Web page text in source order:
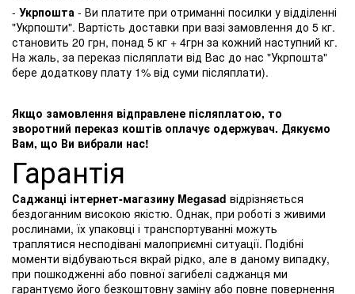
- Укрпошта - Ви платите при отриманні посилки у відділенні
"Укрпошти". Вартість доставки при вазі замовлення до 5 кг.
становить 20 грн, понад 5 кг + 4грн за кожний наступний кг.
На жаль, за переказ післяплати від Вас до нас "Укрпошта"
бере додаткову плату 1% від суми післяплати).
Якщо замовлення відправлене післяплатою, то
зворотний переказ коштів оплачує одержувач. Дякуємо
Вам, що Ви вибрали нас!
Гарантія
Саджанці інтернет-магазину Megasad відрізняється
бездоганним високою якістю. Однак, при роботі з живими
рослинами, їх упаковці і транспортуванні можуть
траплятися несподівані малоприємні ситуації. Подібні
моменти відбуваються вкрай рідко, але в даному випадку,
при пошкодженні або повної загибелі саджанця ми
гарантуємо його безкоштовну заміну або повне повернення